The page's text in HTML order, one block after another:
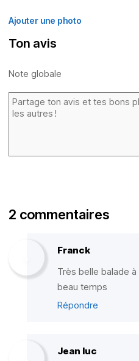
Ajouter une photo
Ton avis
Note globale
2 commentaires
Franck
Très belle balade
beau temps
Répondre
Jean luc